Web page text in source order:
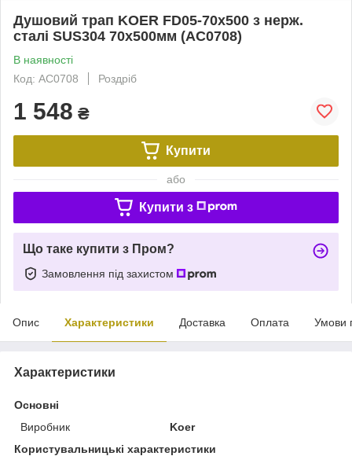
Душовий трап KOER FD05-70x500 з нерж.
сталі SUS304 70x500мм (AC0708)
В наявності
Код: AC0708
Роздріб
1 548 ₴
Купити
або
Купити з
Що таке купити з Пром?
Замовлення під захистом
Опис Характеристики Доставка Оплата Умови
Характеристики
Основні
Виробник
Koer
Користувальницькі характеристики